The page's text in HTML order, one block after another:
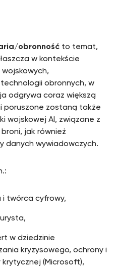
obronność to temat,
w kontekście
obronnych, w
odgrywa coraz większą
poruszone zostaną także
wojskowej AI, związane z
jak również
danych wywiadowczych.
twórca cyfrowy,
w dziedzinie
kryzysowego, ochrony i
(Microsoft),